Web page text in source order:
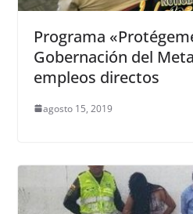
Programa
Gobernación del
empleos directos
agosto 15, 2019